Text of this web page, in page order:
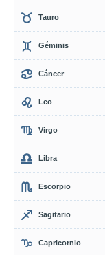
Tauro
Géminis
Cáncer
Leo
Virgo
Libra
Escorpio
Sagitario
Capricornio